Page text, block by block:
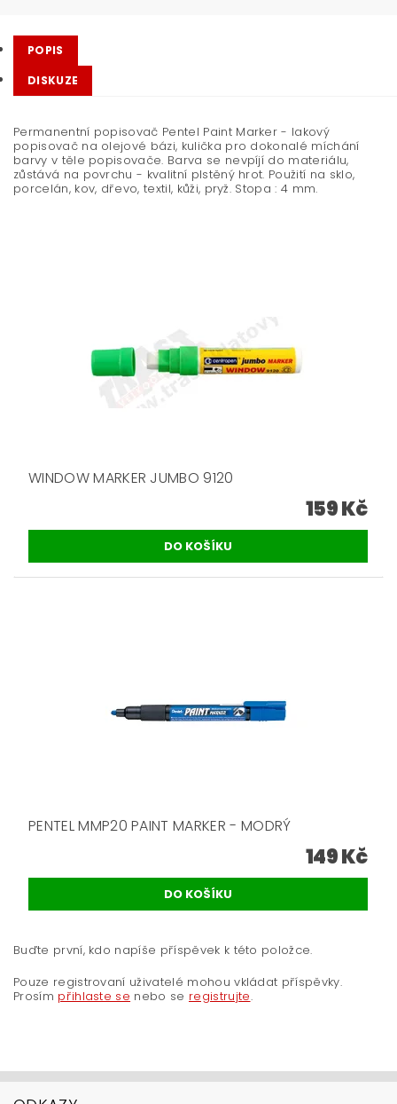
POPIS
DISKUZE
Permanentní popisovač Pentel Paint Marker - lakový
popisovač na olejové bázi, kulička pro dokonalé míchání
barvy v těle popisovače. Barva se nevpíjí do materiálu,
zůstává na povrchu - kvalitní plstěný hrot. Použití na sklo,
porcelán, kov, dřevo, textil, kůži, pryž. Stopa : 4 mm.
WINDOW MARKER JUMBO 9120
159 Kč
PENTEL MMP20 PAINT MARKER - MODRÝ
149 Kč
Buďte první, kdo napíše příspěvek k této položce.
Pouze registrovaní uživatelé mohou vkládat příspěvky.
Prosím přihlaste se nebo se registrujte.